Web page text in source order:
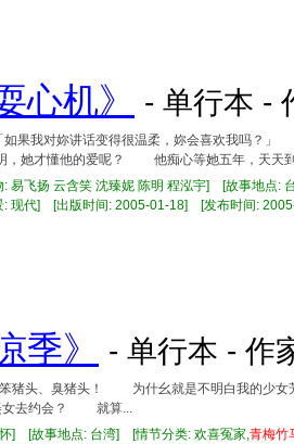
心机》 - 单行本 -
果我对妳讲话变得很温柔，妳会喜欢我吗
，她才懂他的爱呢？ 他痴心等她五年，天天
: 易飞扬 云含笑 沈臻妮 陈明 程泓宇] [故事地点:
: 现代] [出版时间: 2005-01-18] [发布时间:
季》 - 单行本 - 作
猪头、臭猪头！ 为什幺就是不明白我的少
女去约会？ 就算...
] [故事地点: 台湾] [情节分类: 欢喜冤家, 青梅竹